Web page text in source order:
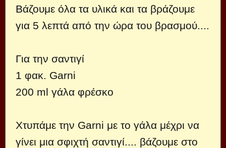
Βάζουμε όλα τα υλικά και τα βράζουμε
για 5 λεπτά από την ώρα του βρασμού....
Για την σαντιγί
1 φακ. Garni
200 ml γάλα φρέσκο
Χτυπάμε την Garni με το γάλα μέχρι να
γίνει μια σφιχτή σαντιγί.... βάζουμε στο